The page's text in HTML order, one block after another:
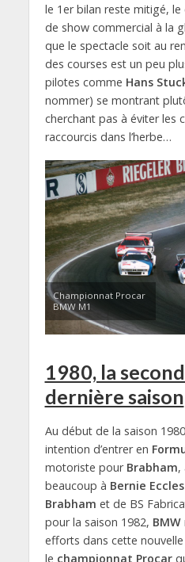
le 1er bilan reste mitigé,
de show commercial à la
que le spectacle soit au
des courses est un peu
pilotes comme Hans
nommer) se montrant
cherchant pas à éviter les
raccourcis dans l’herbe…
Championnat Procar
BMW M1
1980, la
dernière saison
Au début de la saison
intention d’entrer en
motoriste pour Brabham,
beaucoup à Bernie
Brabham et de BS
pour la saison 1982, BMW
efforts dans cette
le championnat Procar